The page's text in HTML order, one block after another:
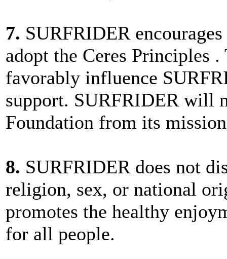
7. SURFRIDER
adopt the Ceres Principles
favorably influence
support. SURFRIDER will
Foundation from its
8. SURFRIDER does not
religion, sex, or national
promotes the healthy
for all people.